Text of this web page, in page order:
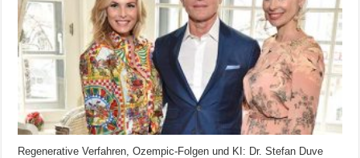
Regenerative Verfahren, Ozempic-Folgen und KI: Dr. Stefan Duve